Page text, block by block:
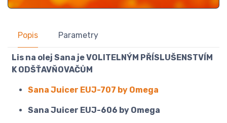
Popis Parametry
Lis na olej Sana je VOLITELNÝM PŘÍSLUŠENSTVÍM
K ODŠŤAVŇOVAČŮM
Sana Juicer EUJ-707 by Omega
​​Sana Juicer EUJ-606 by Omega